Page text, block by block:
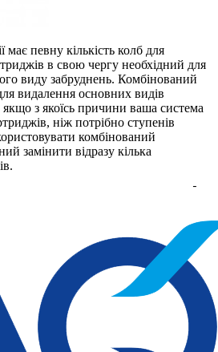
має певну кількість колб для
в свою чергу необхідний для
виду забруднень. Комбінований
видалення основних видів
з якоїсь причини ваша система
ніж потрібно ступенів
комбінований
замінити відразу кілька